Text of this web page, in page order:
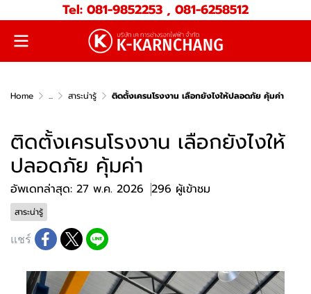
Tel: 081-9852253 , 081-6258512
Home ... สาระน่ารู้ ติดตั้งเครนโรงงาน เลือกยังไงให้ปลอดภัย คุ้มค่า
ติดตั้งเครนโรงงาน เลือกยังไงให้
ปลอดภัย คุ้มค่า
อัพเดทล่าสุด: 27 พ.ค. 2026 296 ผู้เข้าชม
สาระน่ารู้
แชร์